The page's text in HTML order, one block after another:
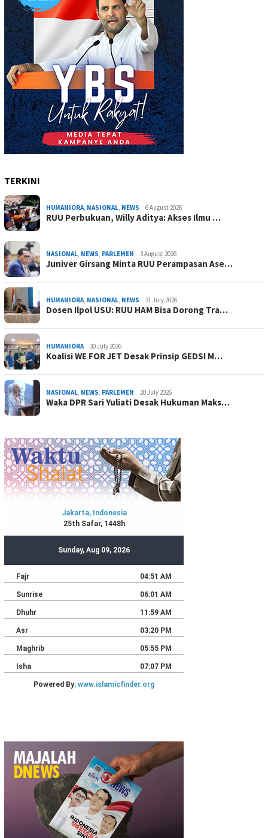
TERKINI
HUMANIORA NASIONAL NEWS 6 August 2026
RUU Perbukuan, Willy Aditya: Akses Ilmu …
NASIONAL NEWS PARLEMEN 3 August 2026
Juniver Girsang Minta RUU Perampasan Ase…
HUMANIORA NASIONAL NEWS 31 July 2026
Dosen Ilpol USU: RUU HAM Bisa Dorong Tra…
HUMANIORA 30 July 2026
Koalisi WE FOR JET Desak Prinsip GEDSI M…
NASIONAL NEWS PARLEMEN 20 July 2026
Waka DPR Sari Yuliati Desak Hukuman Maks…